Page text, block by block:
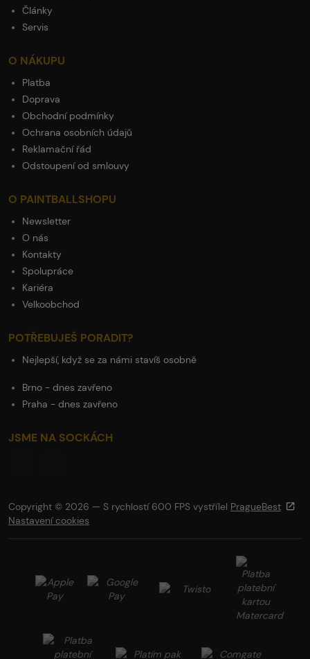
Články
Servis
O NÁKUPU
Platba
Doprava
Obchodní podmínky
Ochrana osobních údajů
Reklamační řád
Odstoupení od smlouvy
O PAINTBALLSHOPU
Newsletter
O nás
Kontakty
Spolupráce
Kariéra
Velkoobchod
POTŘEBUJEŠ PORADIT?
Nejlepší, když se za námi stavíš osobně
Brno - dnes zavřeno
Praha - dnes zavřeno
JSME NA SOCKÁCH
Copyright © 2026 — S rychlostí 600 FPS vystřílel PragueBest
Nastavení cookies